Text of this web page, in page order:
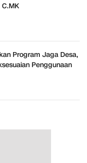
Program Jaga Desa,
Penggunaan